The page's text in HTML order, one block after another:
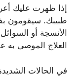
إذا ظهرت عليك
طبيبك. سيقومون
الأنسجة أو
العلاج الموصى
في الحالات